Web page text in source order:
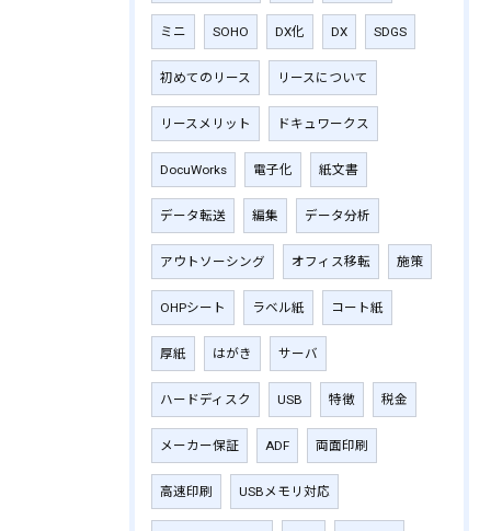
ミニ SOHO DX化 DX SDGS
初めてのリース リースについて
リースメリット ドキュワークス
DocuWorks 電子化 紙文書
データ転送 編集 データ分析
アウトソーシング オフィス移転 施策
OHPシート ラベル紙 コート紙
厚紙 はがき サーバ
ハードディスク USB 特徴 税金
メーカー保証 ADF 両面印刷
高速印刷 USBメモリ対応